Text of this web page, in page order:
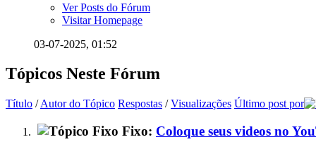
Ver Posts do Fórum
Visitar Homepage
03-07-2025, 01:52
Tópicos Neste Fórum
Título /Autor do Tópico Respostas /Visualizações Último post por
Fixo: Coloque seus videos no